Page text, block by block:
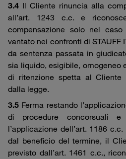
3.4 Il Cliente rinuncia alla
all’art. 1243 c.c. e
compensazione solo nel
vantato nei confronti di STAUFF
da sentenza passata in
sia liquido, esigibile, omogeneo
di ritenzione spetta al Cliente
dalla legge.
3.5 Ferma restando
di procedure concorsuali
l’applicazione dell’art. 1186
dal beneficio del termine, il
previsto dall’art. 1461 c.c.,